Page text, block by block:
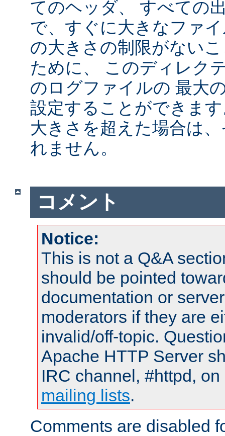
てのヘッダ、 すべての
で、すぐに大きなファ
の大きさの制限がない
ために、 このディレク
のログファイルの 最大
設定することができま
大きさを超えた場合は
れません。
コメント
Notice:
This is not a Q&A
should be pointed
documentation or
moderators if they are
invalid/off-topic.
Apache HTTP Server
IRC channel, #httpd,
mailing lists.
Comments are disabled